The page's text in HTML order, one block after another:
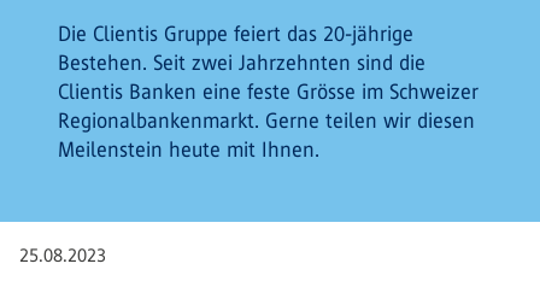
Die Clientis Gruppe feiert das 20-jährige
Bestehen. Seit zwei Jahrzehnten sind die
Clientis Banken eine feste Grösse im Schweizer
Regionalbankenmarkt. Gerne teilen wir diesen
Meilenstein heute mit Ihnen.
25.08.2023